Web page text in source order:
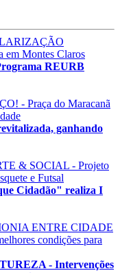
REURB
ganhando
Cidadão" realiza I
- Intervenções